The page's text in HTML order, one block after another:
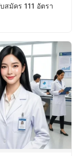
มัคร 111 อัตรา